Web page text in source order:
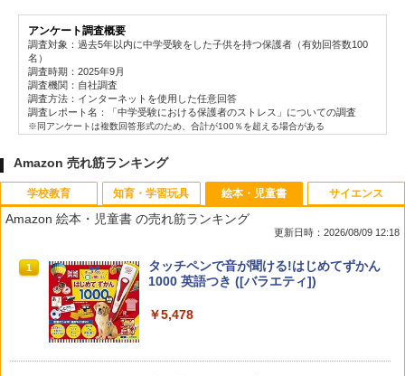
アンケート調査概要
調査対象：過去5年以内に中学受験をした子供を持つ保護者（有効回答数100
名）
調査時期：2025年9月
調査機関：自社調査
調査方法：インターネットを使用した任意回答
調査レポート名：「中学受験における保護者のストレス」についての調査
※同アンケートは複数回答形式のため、合計が100％を超える場合がある
Amazon 売れ筋ランキング
学校教育
1 教育者のためのコーチング入門
知育・学習玩具
1
パイロット スイスイおえかき for Study
何回も書ける! れんしゅうボード ひらが
育
絵本・児童書
Amazon 絵本・児童書 の売れ筋ランキング
更新日時：2026/08/09 12:18
1
タッチペンで音が聞ける!はじめてずかん
1000 英語つき ([バラエティ])
￥5,478
サイエンス